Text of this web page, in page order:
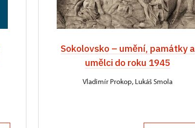
Sokolovsko – umění, památky a
umělci do roku 1945
Vladimír Prokop, Lukáš Smola